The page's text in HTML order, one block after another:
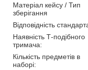
Матеріал кейсу / Тип
зберігання
Відповідність
Наявність Т-подібного
тримача:
Кількість предметів в
наборі: